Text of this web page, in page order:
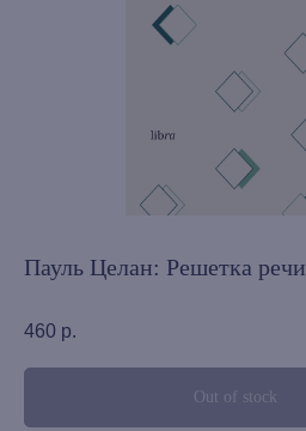
Пауль Целан: Решетка речи
460 р.
Out of stock